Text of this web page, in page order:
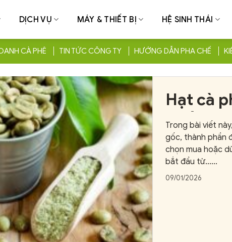
DỊCH VỤ MÁY & THIẾT BỊ HỆ SINH THÁI
CÀ PHÊ TIN TỨC CÔNG TY HƯỚNG DẪN PHA CHẾ
Hạt cà
nhất
Trong bài viết
gốc, thành phần
chọn mua hoặc
bắt đầu từ......
09/01/2026